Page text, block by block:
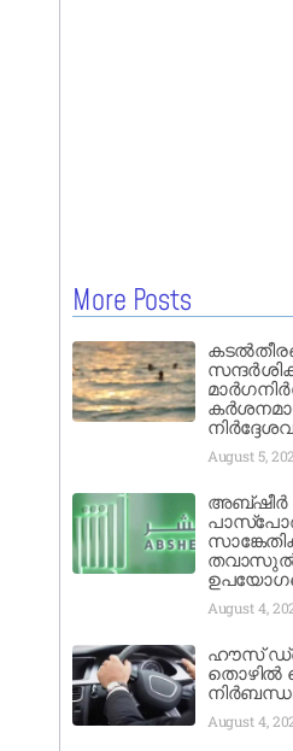
More Posts
August 5,
അബ്ഷീർ
August 4,
ഹൗസ്
തൊഴിൽ
August 4,